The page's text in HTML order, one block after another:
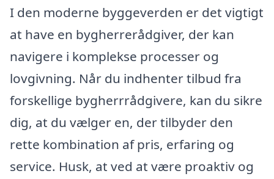
I den moderne byggeverden er det vigtigt
at have en bygherrerådgiver, der kan
navigere i komplekse processer og
lovgivning. Når du indhenter tilbud fra
forskellige bygherrrådgivere, kan du sikre
dig, at du vælger en, der tilbyder den
rette kombination af pris, erfaring og
service. Husk, at ved at være proaktiv og